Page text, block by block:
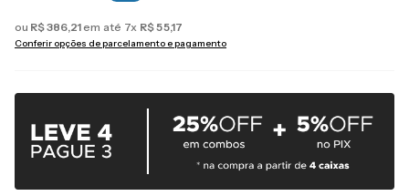
ou R$386,21 em até 7x R$55,17
Conferir opções de parcelamento e pagamento